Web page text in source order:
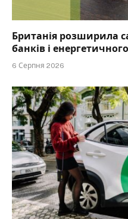
Британія розширила
банків і
6 Серпня 2026